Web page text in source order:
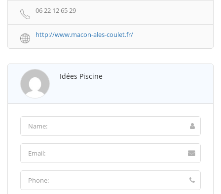
06 22 12 65 29
http://www.macon-ales-coulet.fr/
Idées Piscine